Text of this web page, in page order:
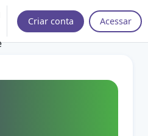
Criar conta Acessar